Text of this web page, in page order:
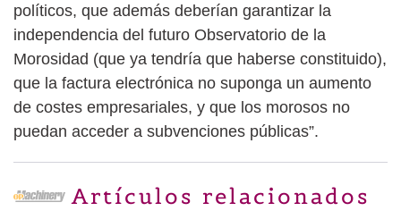
políticos, que además deberían garantizar la
independencia del futuro Observatorio de la
Morosidad (que ya tendría que haberse constituido),
que la factura electrónica no suponga un aumento
de costes empresariales, y que los morosos no
puedan acceder a subvenciones públicas”.
Artículos relacionados